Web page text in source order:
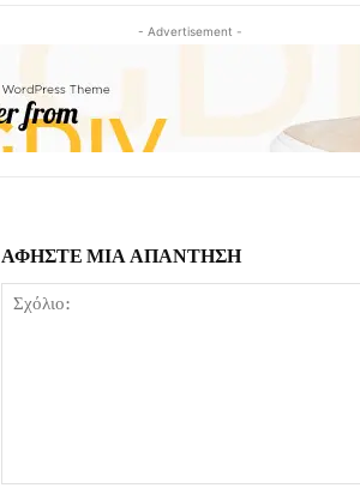
- Advertisement -
ΑΦΗΣΤΕ ΜΙΑ ΑΠΑΝΤΗΣΗ